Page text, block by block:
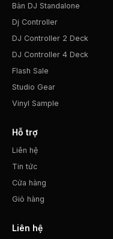
Bàn DJ Standalone
Dj Controller
DJ Controller 2 Deck
DJ Controller 4 Deck
Flash Sale
Studio Gear
Vinyl Sample
Hỗ trợ
Liên hệ
Tin tức
Cửa hàng
Giỏ hàng
Liên hệ